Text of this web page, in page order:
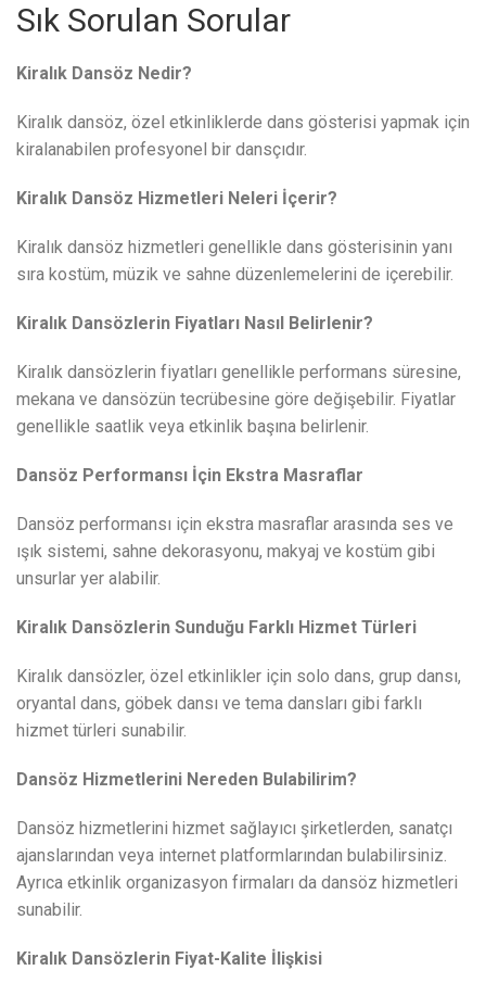
Sık Sorulan Sorular
Kiralık Dansöz Nedir?
Kiralık dansöz, özel etkinliklerde dans gösterisi yapmak için
kiralanabilen profesyonel bir dansçıdır.
Kiralık Dansöz Hizmetleri Neleri İçerir?
Kiralık dansöz hizmetleri genellikle dans gösterisinin yanı
sıra kostüm, müzik ve sahne düzenlemelerini de içerebilir.
Kiralık Dansözlerin Fiyatları Nasıl Belirlenir?
Kiralık dansözlerin fiyatları genellikle performans süresine,
mekana ve dansözün tecrübesine göre değişebilir. Fiyatlar
genellikle saatlik veya etkinlik başına belirlenir.
Dansöz Performansı İçin Ekstra Masraflar
Dansöz performansı için ekstra masraflar arasında ses ve
ışık sistemi, sahne dekorasyonu, makyaj ve kostüm gibi
unsurlar yer alabilir.
Kiralık Dansözlerin Sunduğu Farklı Hizmet Türleri
Kiralık dansözler, özel etkinlikler için solo dans, grup dansı,
oryantal dans, göbek dansı ve tema dansları gibi farklı
hizmet türleri sunabilir.
Dansöz Hizmetlerini Nereden Bulabilirim?
Dansöz hizmetlerini hizmet sağlayıcı şirketlerden, sanatçı
ajanslarından veya internet platformlarından bulabilirsiniz.
Ayrıca etkinlik organizasyon firmaları da dansöz hizmetleri
sunabilir.
Kiralık Dansözlerin Fiyat-Kalite İlişkisi